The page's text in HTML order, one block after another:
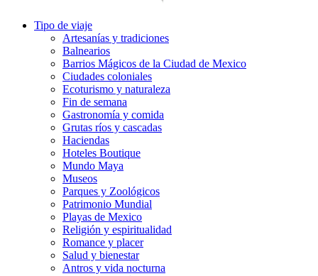
Tipo de viaje
Artesanías y tradiciones
Balnearios
Barrios Mágicos de la Ciudad de Mexico
Ciudades coloniales
Ecoturismo y naturaleza
Fin de semana
Gastronomía y comida
Grutas ríos y cascadas
Haciendas
Hoteles Boutique
Mundo Maya
Museos
Parques y Zoológicos
Patrimonio Mundial
Playas de Mexico
Religión y espiritualidad
Romance y placer
Salud y bienestar
Antros y vida nocturna